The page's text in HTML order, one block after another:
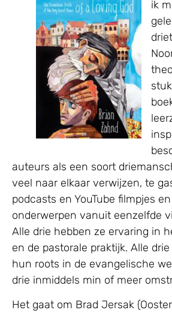
ik
auteurs als een soort
veel naar elkaar verwijzen, te
podcasts en YouTube filmpjes
onderwerpen vanuit eenzelfde
Alle drie hebben ze ervaring in
en de pastorale praktijk. Alle
hun roots in de evangelische
drie inmiddels min of meer
Het gaat om Brad Jersak